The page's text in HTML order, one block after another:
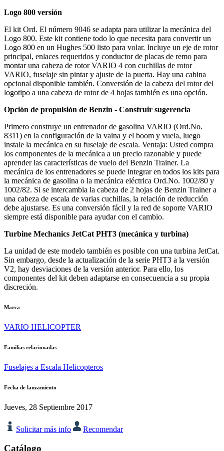
Logo 800 versión
El kit Ord. El número 9046 se adapta para utilizar la mecánica del
Logo 800. Este kit contiene todo lo que necesita para convertir un
Logo 800 en un Hughes 500 listo para volar. Incluye un eje de rotor
principal, enlaces requeridos y conductor de placas de remo para
montar una cabeza de rotor VARIO 4 con cuchillas de rotor
VARIO, fuselaje sin pintar y ajuste de la puerta. Hay una cabina
opcional disponible también. Conversión de la cabeza del rotor del
logotipo a una cabeza de rotor de 4 hojas también es una opción.
Opción de propulsión de Benzin - Construir sugerencia
Primero construye un entrenador de gasolina VARIO (Ord.No.
8311) en la configuración de la vaina y el boom y vuela, luego
instale la mecánica en su fuselaje de escala. Ventaja: Usted compra
los componentes de la mecánica a un precio razonable y puede
aprender las características de vuelo del Benzin Trainer. La
mecánica de los entrenadores se puede integrar en todos los kits para
la mecánica de gasolina o la mecánica eléctrica Ord.No. 1002/80 y
1002/82. Si se intercambia la cabeza de 2 hojas de Benzin Trainer a
una cabeza de escala de varias cuchillas, la relación de reducción
debe ajustarse. Es una conversión fácil y la red de soporte VARIO
siempre está disponible para ayudar con el cambio.
Turbine Mechanics JetCat PHT3 (mecánica y turbina)
La unidad de este modelo también es posible con una turbina JetCat.
Sin embargo, desde la actualización de la serie PHT3 a la versión
V2, hay desviaciones de la versión anterior. Para ello, los
componentes del kit deben adaptarse en consecuencia a su propia
discreción.
Marca
VARIO HELICOPTER
Familias relacionadas
Fuselajes a Escala Helicopteros
Fecha de lanzamiento
Jueves, 28 Septiembre 2017
Solicitar más info Recomendar
Catálogo